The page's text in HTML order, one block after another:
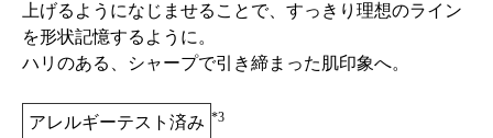
上げるようになじませることで、すっきり理想のライン
を形状記憶するように。
ハリのある、シャープで引き締まった肌印象へ。
アレルギーテスト済み *3